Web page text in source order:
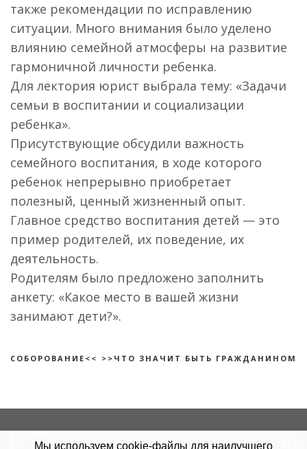
также рекомендации по исправлению
ситуации. Много внимания было уделено
влиянию семейной атмосферы на развитие
гармоничной личности ребенка.
Для лектория юрист выбрала тему: «Задачи
семьи в воспитании и социализации
ребенка».
Присутствующие обсудили важность
семейного воспитания, в ходе которого
ребенок непрерывно приобретает
полезный, ценный жизненный опыт.
Главное средство воспитания детей — это
пример родителей, их поведение, их
деятельность.
Родителям было предложено заполнить
анкету: «Какое место в вашей жизни
занимают дети?».
СОБОРОВАНИЕ<< >>ЧТО ЗНАЧИТ БЫТЬ ГРАЖДАНИНОМ
Search
Мы используем cookie-файлы для наилучшего